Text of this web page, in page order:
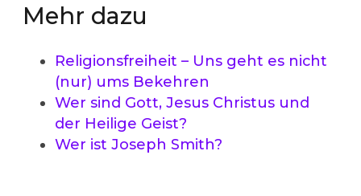
Mehr dazu
Religionsfreiheit – Uns geht es nicht
(nur) ums Bekehren
Wer sind Gott, Jesus Christus und
der Heilige Geist?
Wer ist Joseph Smith?